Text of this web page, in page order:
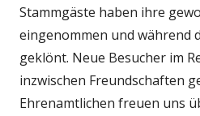
Stammgäste haben ihre
eingenommen und während
geklönt. Neue Besucher im
inzwischen Freundschaften
Ehrenamtlichen freuen uns